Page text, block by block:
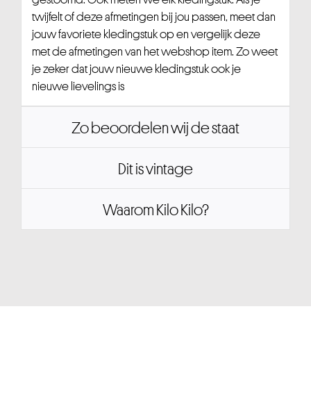
twijfelt of deze afmetingen bij jou passen, meet dan
jouw favoriete kledingstuk op en vergelijk deze
met de afmetingen van het webshop item. Zo weet
je zeker dat jouw nieuwe kledingstuk ook je
nieuwe lievelings is
Zo beoordelen wij de staat
Dit is vintage
Waarom Kilo Kilo?